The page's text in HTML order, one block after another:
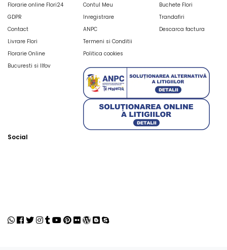
Florarie online Flori24
GDPR
Contact
Livrare Flori
Florarie Online
Bucuresti si Ilfov
Contul Meu
Inregistrare
ANPC
Termeni si Conditii
Politica cookies
Buchete Flori
Trandafiri
Descarca factura
Social